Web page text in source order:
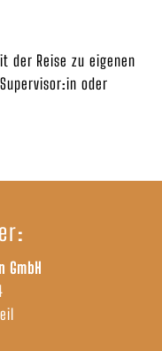
der Reise zu eigenen
oder